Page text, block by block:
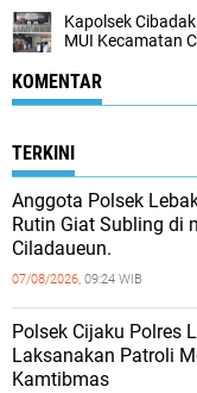
Kapolsek
MUI Kecamatan
KOMENTAR
TERKINI
Anggota Polsek
Rutin Giat Subling di
Ciladaueun.
07/08/2026, 09:24 WIB
Polsek Cijaku Polres
Laksanakan Patroli
Kamtibmas